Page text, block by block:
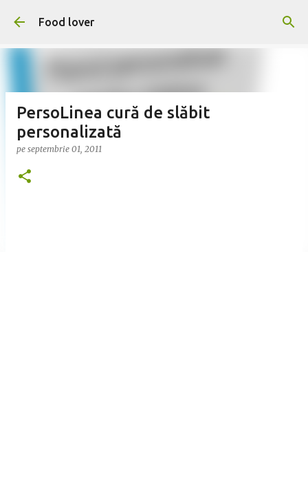
Treceți la conținutul principal
Food lover
PersoLinea cură de slăbit
personalizată
pe septembrie 01, 2011